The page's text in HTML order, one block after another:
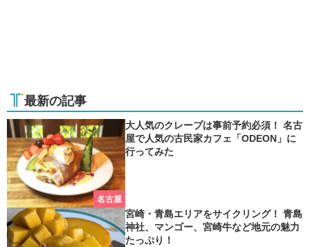
最新の記事
名古屋
大人気のクレープは事前予約必須！ 名古
屋で人気の古民家カフェ「ODEON」に
行ってみた
宮崎・青島エリアをサイクリング！ 青島
神社、マンゴー、宮崎牛など地元の魅力
たっぷり！